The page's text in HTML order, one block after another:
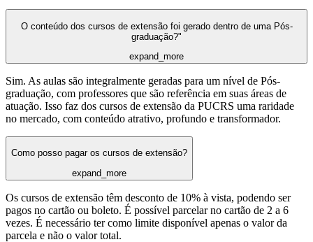
O conteúdo dos cursos de extensão foi gerado dentro de uma Pós-
graduação?"
expand_more
Sim. As aulas são integralmente geradas para um nível de Pós-
graduação, com professores que são referência em suas áreas de
atuação. Isso faz dos cursos de extensão da PUCRS uma raridade
no mercado, com conteúdo atrativo, profundo e transformador.
Como posso pagar os cursos de extensão?
expand_more
Os cursos de extensão têm desconto de 10% à vista, podendo ser
pagos no cartão ou boleto. É possível parcelar no cartão de 2 a 6
vezes. É necessário ter como limite disponível apenas o valor da
parcela e não o valor total.